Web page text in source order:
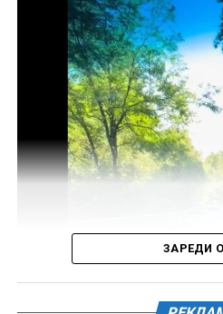
На полицейските органи са
издирвателни
установяване на предходно
на инкриминираната дата
средства, с евентуално
компрометиране на пътната
Във връзка с изясняване на
назначаване на химическа
Действията по
ръководството на Окръжна
ЗАРЕДИ